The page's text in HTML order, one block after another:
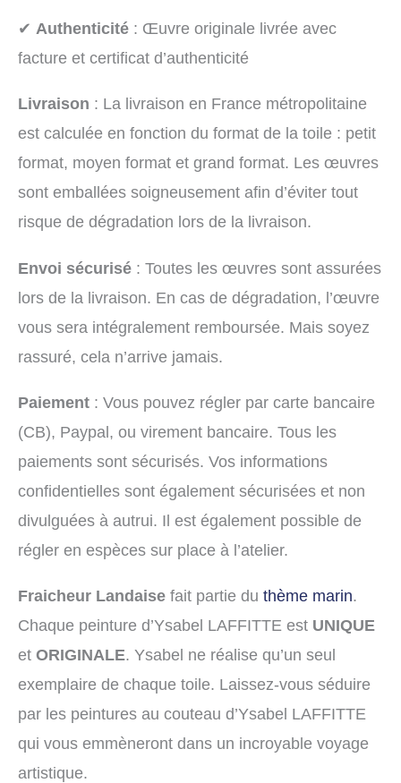
✔ Authenticité : Œuvre originale livrée avec
facture et certificat d’authenticité
Livraison : La livraison en France métropolitaine
est calculée en fonction du format de la toile : petit
format, moyen format et grand format. Les œuvres
sont emballées soigneusement afin d’éviter tout
risque de dégradation lors de la livraison.
Envoi sécurisé : Toutes les œuvres sont assurées
lors de la livraison. En cas de dégradation, l’œuvre
vous sera intégralement remboursée. Mais soyez
rassuré, cela n’arrive jamais.
Paiement : Vous pouvez régler par carte bancaire
(CB), Paypal, ou virement bancaire. Tous les
paiements sont sécurisés. Vos informations
confidentielles sont également sécurisées et non
divulguées à autrui. Il est également possible de
régler en espèces sur place à l’atelier.
Fraicheur Landaise fait partie du thème marin.
Chaque peinture d’Ysabel LAFFITTE est UNIQUE
et ORIGINALE. Ysabel ne réalise qu’un seul
exemplaire de chaque toile. Laissez-vous séduire
par les peintures au couteau d’Ysabel LAFFITTE
qui vous emmèneront dans un incroyable voyage
artistique.